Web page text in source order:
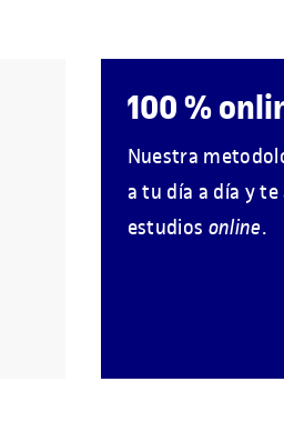
100 %
Nuestra
a tu día a día y
estudios online.